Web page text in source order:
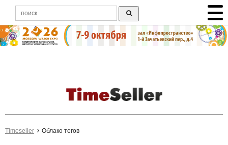
Timeseller Облако тегов